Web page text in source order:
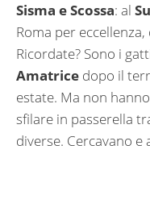
Sisma e Scossa: al
Roma per
Ricordate? Sono i
Amatrice dopo il
estate. Ma non
sfilare in passerella
diverse. Cercavano